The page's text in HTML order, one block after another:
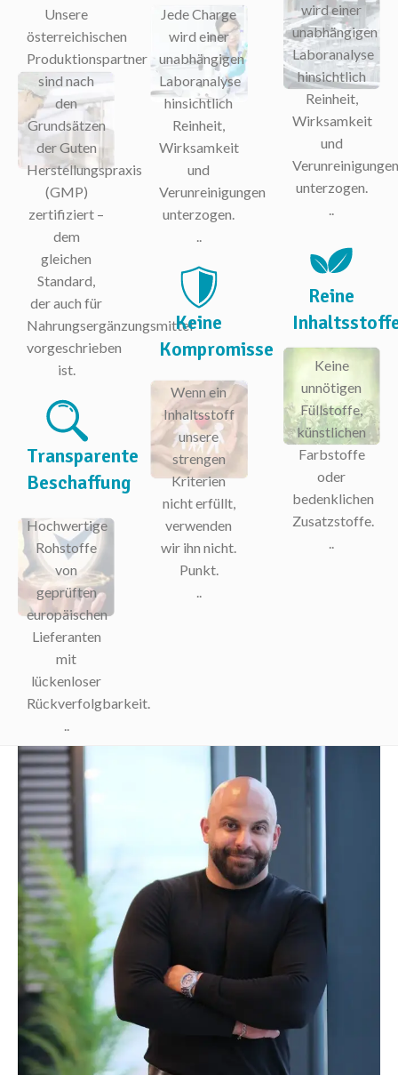
Unsere
österreichischen
Produktionspartner
sind nach
den
Grundsätzen
der Guten
Herstellungspraxis
(GMP)
zertifiziert –
dem
gleichen
Standard,
der auch für
Nahrungsergänzungsmittel
vorgeschrieben
ist.
Transparente
Beschaffung
Hochwertige
Rohstoffe
von
geprüften
europäischen
Lieferanten
mit
lückenloser
Rückverfolgbarkeit.
..
Jede Charge
wird einer
unabhängigen
Laboranalyse
hinsichtlich
Reinheit,
Wirksamkeit
und
Verunreinigungen
unterzogen.
..
Keine
Kompromisse
Wenn ein
Inhaltsstoff
unsere
strengen
Kriterien
nicht erfüllt,
verwenden
wir ihn nicht.
Punkt.
..
wird einer
unabhängigen
Laboranalyse
hinsichtlich
Reinheit,
Wirksamkeit
und
Verunreinigungen
unterzogen.
..
Reine
Keine
unnötigen
Füllstoffe,
künstlichen
Farbstoffe
oder
bedenklichen
Zusatzstoffe.
..